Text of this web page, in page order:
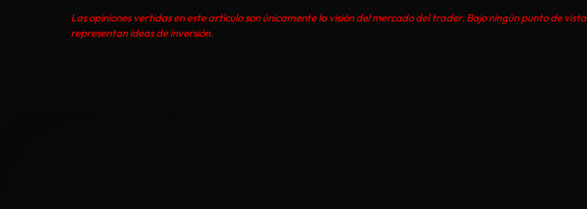
Las opiniones vertidas en este artículo son únicamente la visión del mercado del trader. Bajo ningún punto de vista
representan ideas de inversión.